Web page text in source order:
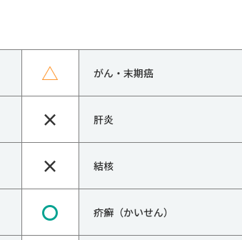
△
×
×
〇
がん・末期癌
肝炎
結核
疥癬（かいせん）